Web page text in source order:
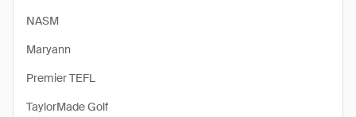
NASM
Maryann
Premier TEFL
TaylorMade Golf